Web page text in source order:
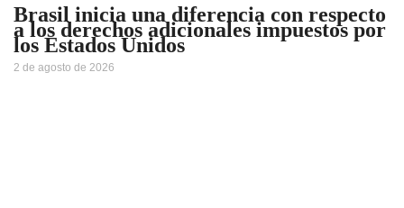
Brasil inicia una diferencia con respecto
a los derechos adicionales impuestos por
los Estados Unidos
2 de agosto de 2026